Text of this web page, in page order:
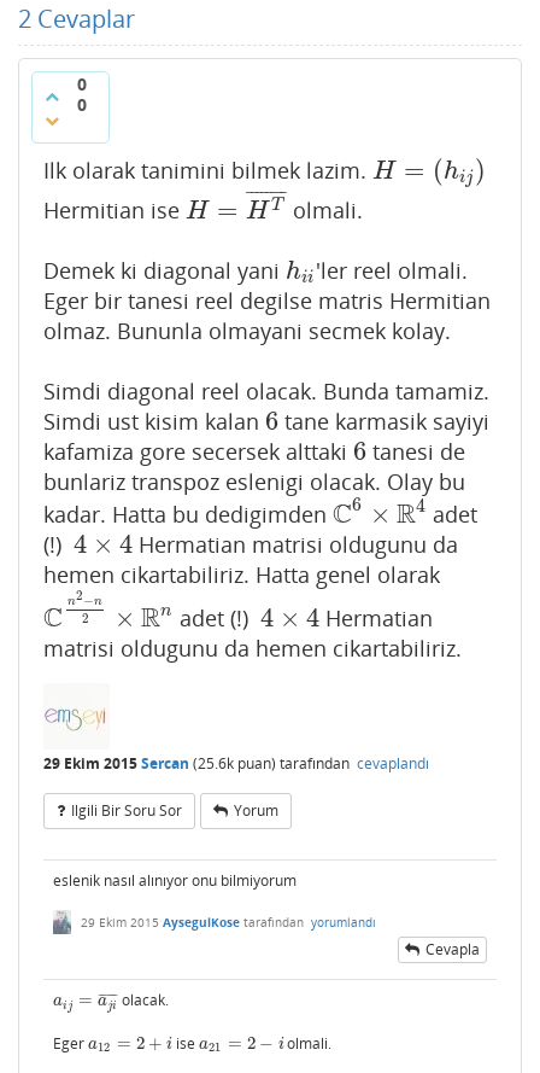
2 Cevaplar
0
0
Ilk olarak tanimini bilmek lazim. H = (hij )
H= (hi )
Hermitian ise H = H T
¯ ¯
¯¯¯¯¯¯
H= HT ¯ olmali.
Demek ki diagonal yani hii
hii 'ler reel olmali.
Eger bir tanesi reel degilse matris Hermitian
olmaz. Bununla olmayani secmek kolay.
Simdi diagonal reel olacak. Bunda tamamiz.
Simdi ust kisim kalan 6
6 tane karmasik sayiyi
kafamiza gore secersek alttaki 6
6 tanesi de
bunlariz transpoz eslenigi olacak. Olay bu
kadar. Hatta bu dedigimden C6 × R4
C6× R4
adet
(!) 4 × 4
4×4
Hermatian matrisi oldugunu da
hemen cikartabiliriz. Hatta genel olarak
C n2−n
2 × Rn
Cn2−n 2× Rn adet (!)4 × 4
4×4
Hermatian
matrisi oldugunu da hemen cikartabiliriz.
29 Ekim 2015Sercan (25.6k puan) tarafından cevaplandı
Ilgili Bir Soru Sor Yorum
eslenik nasıl alınıyor onu bilmiyorum
29 Ekim 2015 AysegulKose tarafından yorumlandı
Cevapla
ai j = aji
¯ ¯
¯¯¯¯
aij= aji ¯ olacak.
Eger a12 = 2 + i
a12 =2 +i isea21 = 2 − i
a21 =2 −i olmali.